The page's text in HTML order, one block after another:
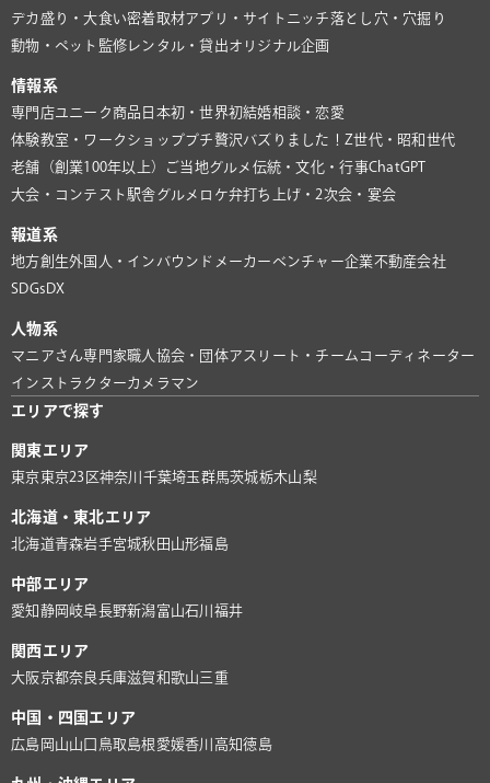
デカ盛り・大食い密着取材アプリ・サイト ニッチ落とし穴・穴掘り
動物・ペット 監修 レンタル・貸出オリジナル企画
情報系
専門店ユニーク商品 日本初・世界初結婚相談・恋愛
体験教室・ワークショッププチ贅沢バズりました！ Z世代・昭和世代
老舗（創業100年以上）
ご当地グルメ 伝統・文化・行事ChatGPT
大会・コンテスト 駅舎グルメ ロケ弁打ち上げ・2次会・宴会
報道系
地方創生外国人・インバウンド メーカー ベンチャー企業不動産会社
SDGs DX
人物系
マニアさん専門家 職人 協会・団体アスリート・チーム コーディネーター
インストラクターカメラマン
エリアで探す
関東エリア
東京 東京23区神奈川 千葉埼玉群馬茨城栃木山梨
北海道・東北エリア
北海道青森岩手宮城秋田 山形福島
中部エリア
愛知 静岡 岐阜長野新潟富山石川 福井
関西エリア
大阪京都奈良兵庫滋賀和歌山 三重
中国・四国エリア
広島 岡山山口 鳥取島根 愛媛香川 高知徳島